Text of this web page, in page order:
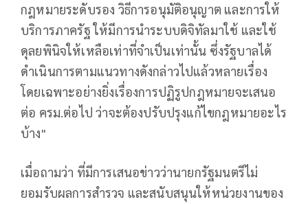
กฎหมายระดับรอง​ วิธีการอนุมัติอนุญาต​ และการให้
บริการภาครัฐ ให้มีการนำระบบดิจิทัลมาใช้ และใช้
ดุลยพินิจให้เหลือเท่าที่จำเป็นเท่านั้น ซึ่งรัฐบาลได้
ดำเนินการตามแนวทางดังกล่าวไปแล้วหลายเรื่อง​
โดยเฉพาะอย่างยิ่งเรื่องการปฏิรูปกฎหมาย​จะเสนอ
ต่อ ครม.ต่อไป ว่าจะต้องปรับปรุงแก้ไขกฎหมายอะไร
บ้าง"
เมื่อถามว่า ที่มีการเสนอข่าวว่านายกรัฐมนตรีไม่
ยอมรับผลการสำรวจ และสนับสนุนให้หน่วยงานของ